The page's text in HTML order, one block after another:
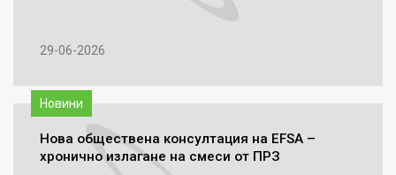
29-06-2026
Новини
Нова обществена консултация на EFSA –
хронично излагане на смеси от ПРЗ